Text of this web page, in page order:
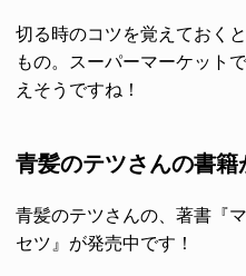
切る時のコツを覚えておく
もの。スーパーマーケット
えそうですね！
青髪のテツさんの書籍
青髪のテツさんの、著書『
セツ』が発売中です！